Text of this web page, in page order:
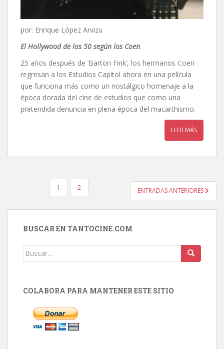
por: Enrique López Arvizu
El Hollywood de los 50 según los Coen.
25 años después de ‘Barton Fink’, los hermanos Coen
regresan a los Estudios Capitol ahora en una película
que funciona más como un nostálgico homenaje a la
época dorada del cine de estudios que como una
pretendida denuncia en plena época del macarthismo.
LEER MÁS
PAGINACIÓN
ENTRADAS
1 2 ENTRADAS ANTERIORES
BUSCAR EN TANTOCINE.COM
Buscar:
COLABORA PARA MANTENER ESTE SITIO